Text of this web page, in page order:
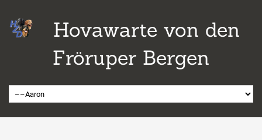
Hovawarte von den
Fröruper Bergen